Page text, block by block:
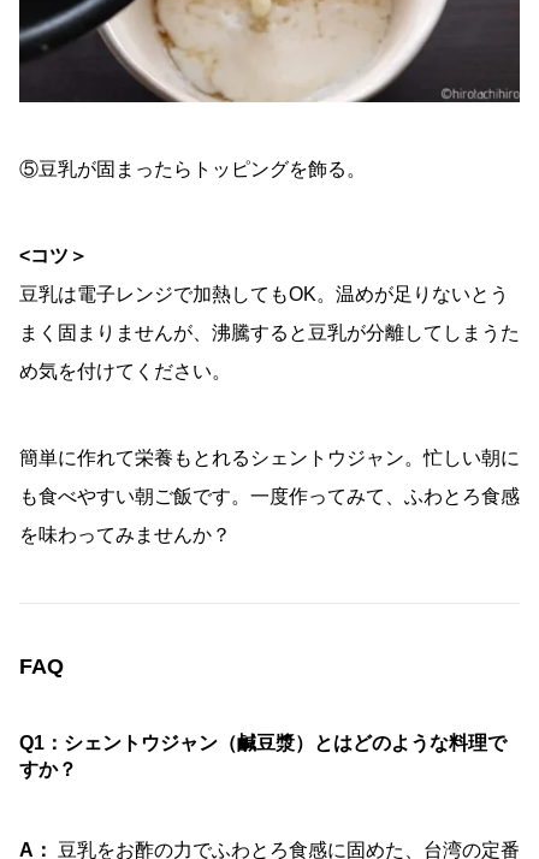
⑤豆乳が固まったらトッピングを飾る。
<コツ＞
豆乳は電子レンジで加熱してもOK。温めが足りないとう
まく固まりませんが、沸騰すると豆乳が分離してしまうた
め気を付けてください。
簡単に作れて栄養もとれるシェントウジャン。忙しい朝に
も食べやすい朝ご飯です。一度作ってみて、ふわとろ食感
を味わってみませんか？
FAQ
Q1：シェントウジャン（鹹豆漿）とはどのような料理で
すか？
A： 豆乳をお酢の力でふわとろ食感に固めた、台湾の定番